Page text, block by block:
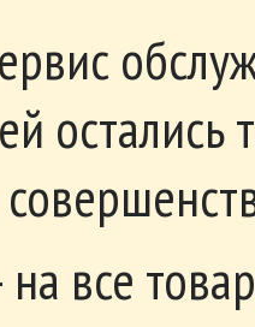
на все